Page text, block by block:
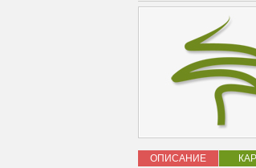
ОПИСАНИЕ